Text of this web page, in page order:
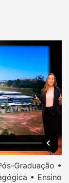
Graduação •
• Ensino